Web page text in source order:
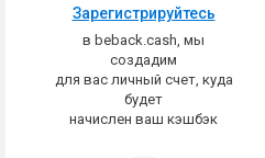
Зарегистрируйтесь
в beback.cash, мы
создадим
для вас личный счет, куда
будет
начислен ваш кэшбэк